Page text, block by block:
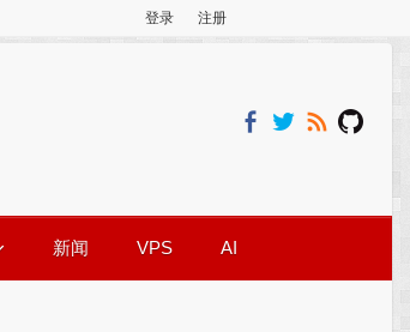
登录 注册
新闻 VPS AI